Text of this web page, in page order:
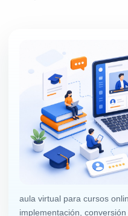
aula virtual para cursos
implementación, conversión